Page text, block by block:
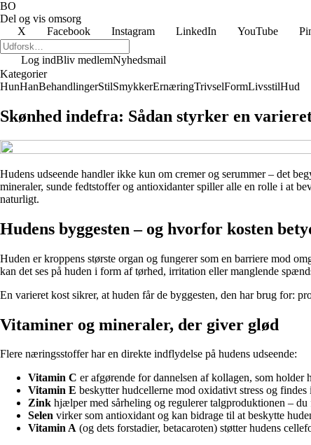
BO
Del og vis omsorg
X
Facebook Instagram LinkedIn YouTube
Log indBliv medlemNyhedsmail
Kategorier
HunHanBehandlingerStilSmykkerErnæringTrivselFormLivsstilHud
Skønhed indefra: Sådan styrker en
Hudens udseende handler ikke kun om cremer og serummer – det
mineraler, sunde fedtstoffer og antioxidanter spiller alle en rolle i at
naturligt.
Hudens byggesten – og hvorfor kosten
Huden er kroppens største organ og fungerer som en barriere mod
kan det ses på huden i form af tørhed, irritation eller manglende
En varieret kost sikrer, at huden får de byggesten, den har brug for:
Vitaminer og mineraler, der giver glød
Flere næringsstoffer har en direkte indflydelse på hudens udseende:
Vitamin C er afgørende for dannelsen af kollagen, som
Vitamin E beskytter hudcellerne mod oxidativt stress og
Zink hjælper med sårheling og regulerer talgproduktionen –
Selen virker som antioxidant og kan bidrage til at beskytte
Vitamin A (og dets forstadier, betacaroten) støtter hudens